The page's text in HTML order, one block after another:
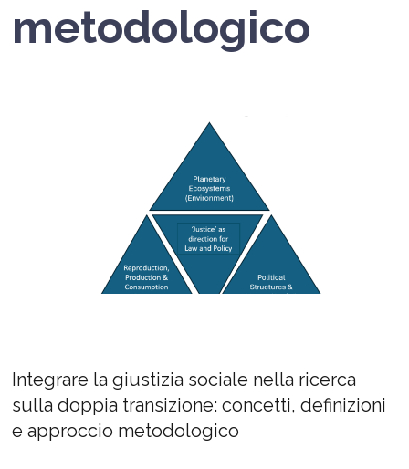
metodologico
Integrare la giustizia sociale nella ricerca
sulla doppia transizione: concetti, definizioni
e approccio metodologico